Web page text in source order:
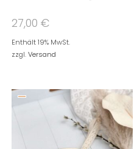
27,00 €
Enthält 19% MwSt.
zzgl.Versand